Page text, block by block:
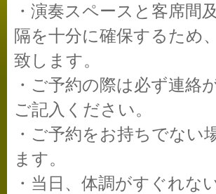
・演奏スペースと客席間
隔を十分に確保するため
致します。
・ご予約の際は必ず連絡
ご記入ください。
・ご予約をお持ちでない
ます。
・当日、体調がすぐれな